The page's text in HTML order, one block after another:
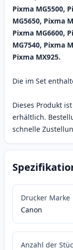
Pixma MG5500,
MG5650, Pixma
Pixma MG6600,
MG7540, Pixma
Pixma MX925.
Die im Set
Dieses Produkt
erhältlich.
schnelle
Drucker Marke
Canon
Anzahl der